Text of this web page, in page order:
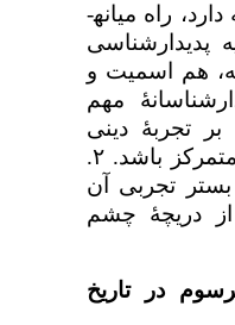
راه میانه­
پدیدارشناسی
هم اسمیت و
مهم
بر تجربهٔ دینی
به‌منزلهٔ پدیده‌ای منحصربه‌فرد متمرکز باشد. ۲.
بستر تجربی آن
از دریچهٔ چشم
در تاریخ